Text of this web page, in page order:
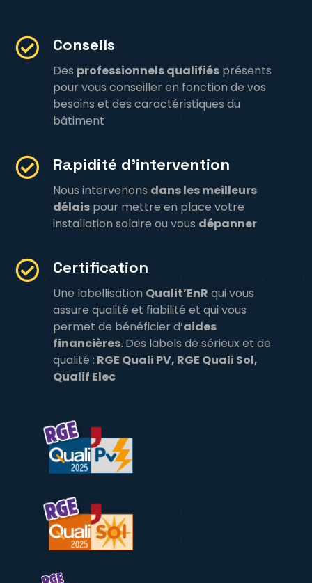
 Conseils
Des professionnels qualifiés présents
pour vous conseiller en fonction de vos
besoins et des caractéristiques du
bâtiment
 Rapidité d’intervention
Nous intervenons dans les meilleurs
délais pour mettre en place votre
installation solaire ou vous dépanner
 Certification
Une labellisation Qualit’EnR qui vous
assure qualité et fiabilité et qui vous
permet de bénéficier d’aides
financières.Des labels de sérieux et de
qualité : RGE Quali PV, RGE Quali Sol,
Qualif Elec